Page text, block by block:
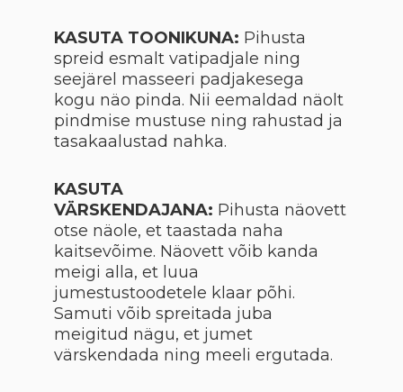
KASUTA TOONIKUNA: Pihusta
spreid esmalt vatipadjale ning
seejärel masseeri padjakesega
kogu näo pinda. Nii eemaldad näolt
pindmise mustuse ning rahustad ja
tasakaalustad nahka.
KASUTA
VÄRSKENDAJANA: Pihusta näovett
otse näole, et taastada naha
kaitsevõime. Näovett võib kanda
meigi alla, et luua
jumestustoodetele klaar põhi.
Samuti võib spreitada juba
meigitud nägu, et jumet
värskendada ning meeli ergutada.